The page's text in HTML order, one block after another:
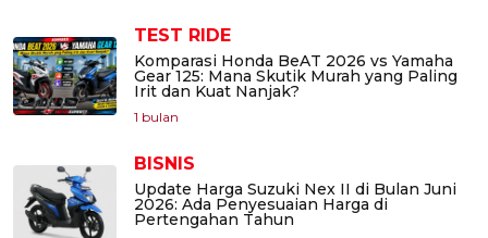
TEST RIDE
Komparasi Honda BeAT 2026 vs Yamaha
Gear 125: Mana Skutik Murah yang Paling
Irit dan Kuat Nanjak?
1 bulan
BISNIS
Update Harga Suzuki Nex II di Bulan Juni
2026: Ada Penyesuaian Harga di
Pertengahan Tahun